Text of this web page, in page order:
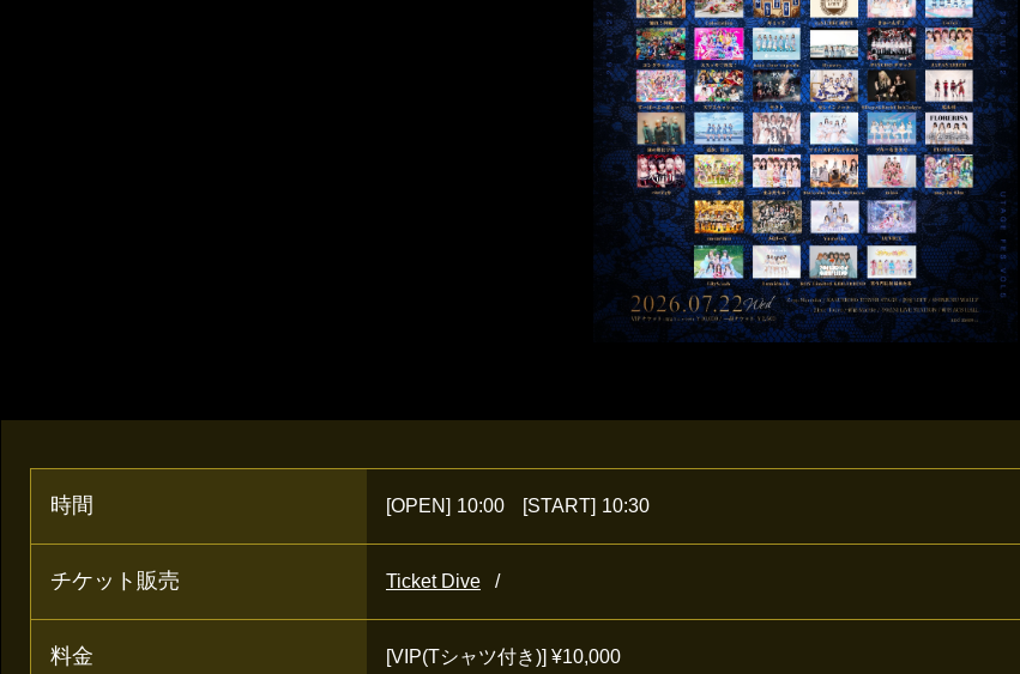
時間 [OPEN] 10:00 [START] 10:30
チケット販売 Ticket Dive
料金
[VIP(Tシャツ付き)] ¥10,000